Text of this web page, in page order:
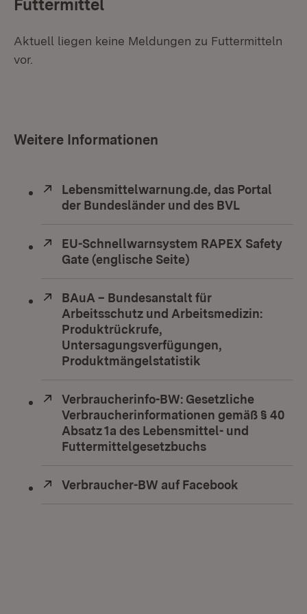
Futtermittel
Aktuell liegen keine Meldungen zu Futtermitteln
vor.
Weitere Informationen
Extern:
Lebensmittelwarnung.de, das Portal
der Bundesländer und des BVL
Extern:
EU-Schnellwarnsystem RAPEX Safety
Gate (englische Seite)
Extern:
BAuA – Bundesanstalt für
Arbeitsschutz und Arbeitsmedizin:
Produktrückrufe,
Untersagungsverfügungen,
Produktmängelstatistik
Extern:
Verbraucherinfo-BW: Gesetzliche
Verbraucherinformationen gemäß § 40
Absatz 1a des Lebensmittel- und
Futtermittelgesetzbuchs
Extern:
Verbraucher-BW auf Facebook